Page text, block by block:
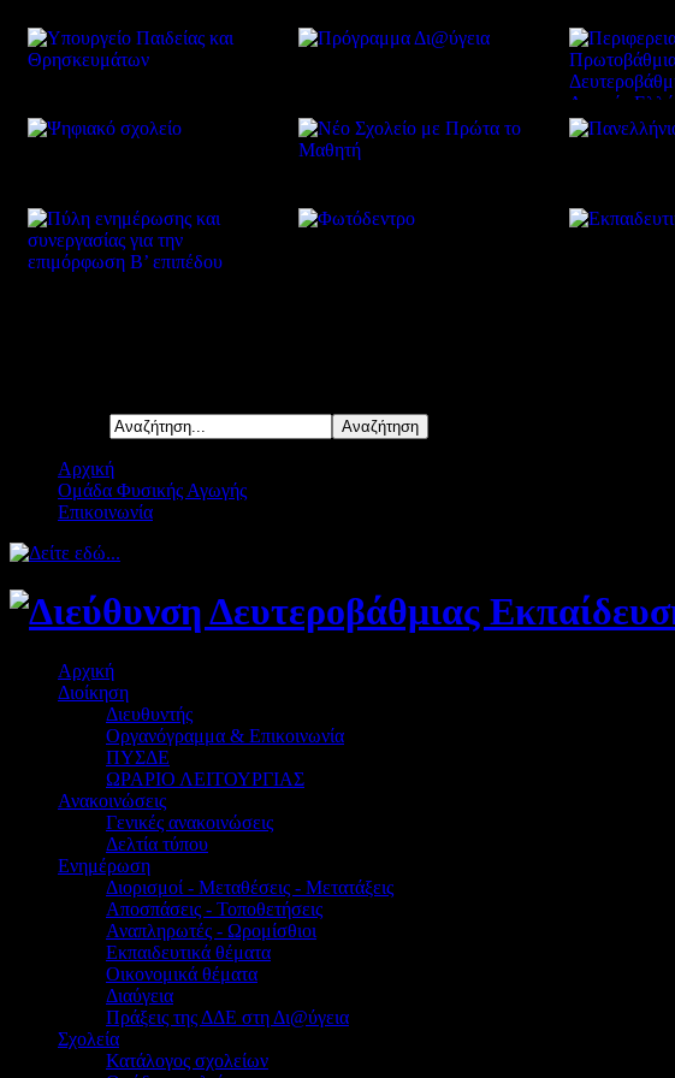
Αρχική
Ομάδα Φυσικής Αγωγής
Επικοινωνία
Αρχική
Διοίκηση
Διευθυντής
Οργανόγραμμα & Επικοινωνία
ΠΥΣΔΕ
ΩΡΑΡΙΟ ΛΕΙΤΟΥΡΓΙΑΣ
Ανακοινώσεις
Γενικές ανακοινώσεις
Δελτία τύπου
Ενημέρωση
Διορισμοί - Μεταθέσεις - Μετατάξεις
Αποσπάσεις - Τοποθετήσεις
Αναπληρωτές - Ωρομίσθιοι
Εκπαιδευτικά θέματα
Οικονομικά θέματα
Διαύγεια
Πράξεις της ΔΔΕ στη Δι@ύγεια
Σχολεία
Κατάλογος σχολείων